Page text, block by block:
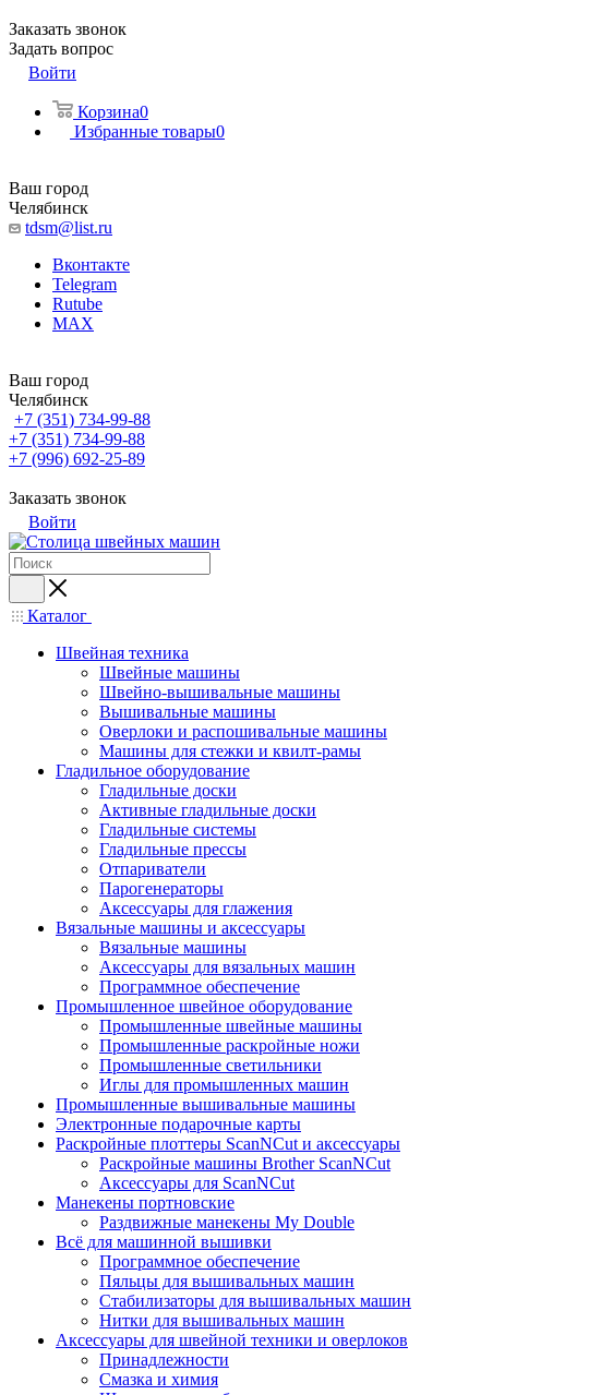
Заказать звонок
Задать вопрос
Войти
Корзина0
Избранные товары0
Ваш город
Челябинск
tdsm@list.ru
Вконтакте
Telegram
Rutube
MAX
Ваш город
Челябинск
+7 (351) 734-99-88
+7 (351) 734-99-88
+7 (996) 692-25-89
Заказать звонок
Войти
Каталог
Швейная техника
Швейные машины
Швейно-вышивальные машины
Вышивальные машины
Оверлоки и распошивальные машины
Машины для стежки и квилт-рамы
Гладильное оборудование
Гладильные доски
Активные гладильные доски
Гладильные системы
Гладильные прессы
Отпариватели
Парогенераторы
Аксессуары для глажения
Вязальные машины и аксессуары
Вязальные машины
Аксессуары для вязальных машин
Программное обеспечение
Промышленное швейное оборудование
Промышленные швейные машины
Промышленные раскройные ножи
Промышленные светильники
Иглы для промышленных машин
Промышленные вышивальные машины
Электронные подарочные карты
Раскройные плоттеры ScanNCut и аксессуары
Раскройные машины Brother ScanNCut
Аксессуары для ScanNCut
Манекены портновские
Раздвижные манекены My Double
Всё для машинной вышивки
Программное обеспечение
Пяльцы для вышивальных машин
Стабилизаторы для вышивальных машин
Нитки для вышивальных машин
Аксессуары для швейной техники и оверлоков
Принадлежности
Смазка и химия